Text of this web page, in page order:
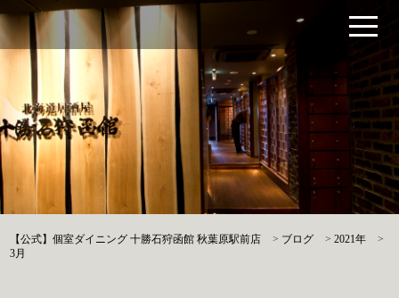
【公式】個室ダイニング 十勝石狩函館 秋葉原駅前店 > ブログ >2021年
>
3月